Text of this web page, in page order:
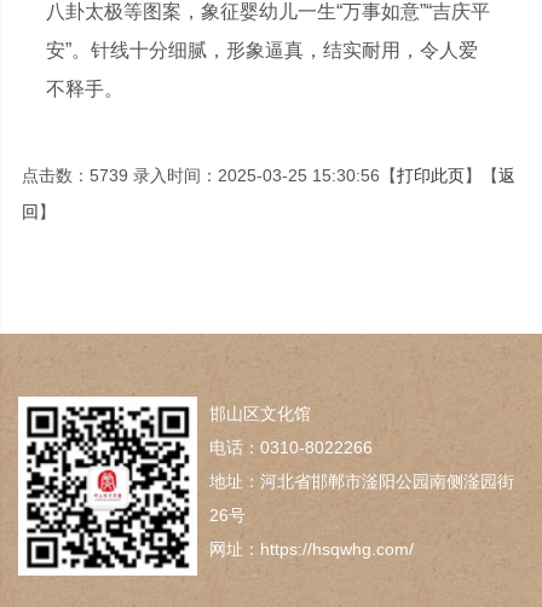
八卦太极等图案，象征婴幼儿一生“万事如意”“吉庆平
安”。针线十分细腻，形象逼真，结实耐用，令人爱
不释手。
点击数：5739 录入时间：2025-03-25 15:30:56【打印此页】【返
回 】
邯山区文化馆
电话：0310-8022266
地址：河北省邯郸市滏阳公园南侧滏园街
26号
网址：https://hsqwhg.com/